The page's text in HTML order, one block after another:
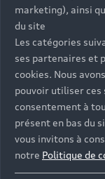
Tous les modèles
Recherche de
Véhicules
Demander un
Contactez-nous
Modèles
Hybride
Sport
Achat et
Voir nos
Offres du moment
Votre Audi
Entretenir et
Univers Audi
marketing), ainsi
du site
Les catégories
ses partenaires et
cookies. Nous
pouvoir utiliser ces
consentement à
présent en bas du
vous invitons à
notre Politique de